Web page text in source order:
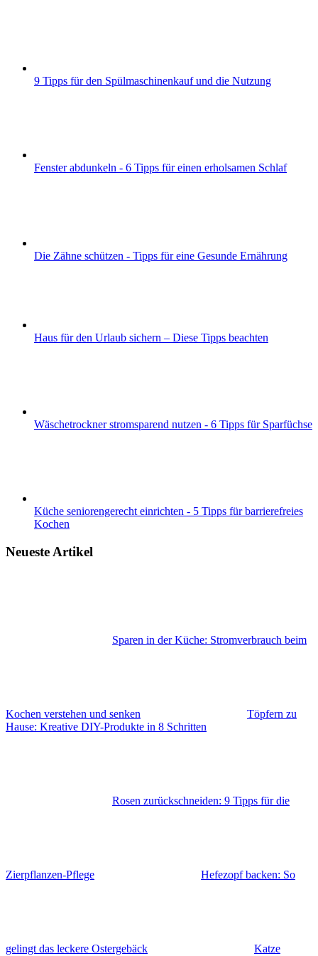
9 Tipps für den Spülmaschinenkauf und die Nutzung
Fenster abdunkeln - 6 Tipps für einen erholsamen Schlaf
Die Zähne schützen - Tipps für eine Gesunde Ernährung
Haus für den Urlaub sichern – Diese Tipps beachten
Wäschetrockner stromsparend nutzen - 6 Tipps für Sparfüchse
Küche seniorengerecht einrichten - 5 Tipps für barrierefreies
Kochen
Neueste Artikel
Sparen in der Küche: Stromverbrauch beim
Kochen verstehen und senken
Töpfern zu
Hause: Kreative DIY-Produkte in 8 Schritten
Rosen zurückschneiden: 9 Tipps für die
Zierpflanzen-Pflege Hefezopf backen: So
gelingt das leckere Ostergebäck
Katze